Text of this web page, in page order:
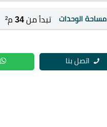
مساحة الوحدات تبدأ من34 م²
اتصل بنا